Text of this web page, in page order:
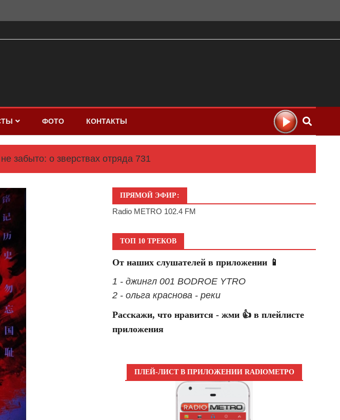
ФОТО КОНТАКТЫ
забыто: о зверствах отряда 731
ПРЯМОЙ ЭФИР:
Radio METRO 102.4 FM
ТОП 10 ТРЕКОВ
От наших слушателей в приложении 📱
1 - джингл 001 BODROE YTRO
2 - ольга краснова - реки
Расскажи, что нравится - жми 👍 в плейлисте
приложения
ПЛЕЙ-ЛИСТ В ПРИЛОЖЕНИИ RADIOМЕТРО